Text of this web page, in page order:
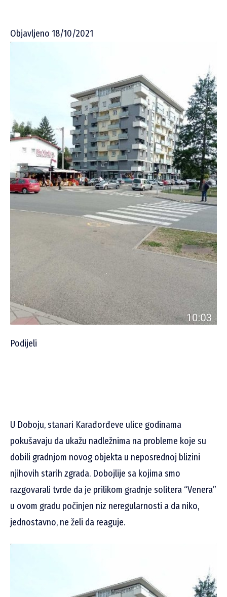
Objavljeno 18/10/2021
Podijeli
U Doboju, stanari Karađorđeve ulice godinama
pokušavaju da ukažu nadležnima na probleme koje su
dobili gradnjom novog objekta u neposrednoj blizini
njihovih starih zgrada. Dobojlije sa kojima smo
razgovarali tvrde da je prilikom gradnje solitera “Venera”
u ovom gradu počinjen niz neregularnosti a da niko,
jednostavno, ne želi da reaguje.